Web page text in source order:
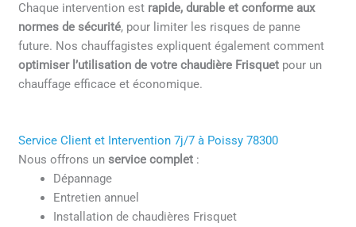
Chaque intervention est rapide, durable et conforme aux
normes de sécurité, pour limiter les risques de panne
future. Nos chauffagistes expliquent également comment
optimiser l’utilisation de votre chaudière Frisquet pour un
chauffage efficace et économique.
Service Client et Intervention 7j/7 à Poissy 78300
Nous offrons unservice complet :
Dépannage
Entretien annuel
Installation de chaudières Frisquet